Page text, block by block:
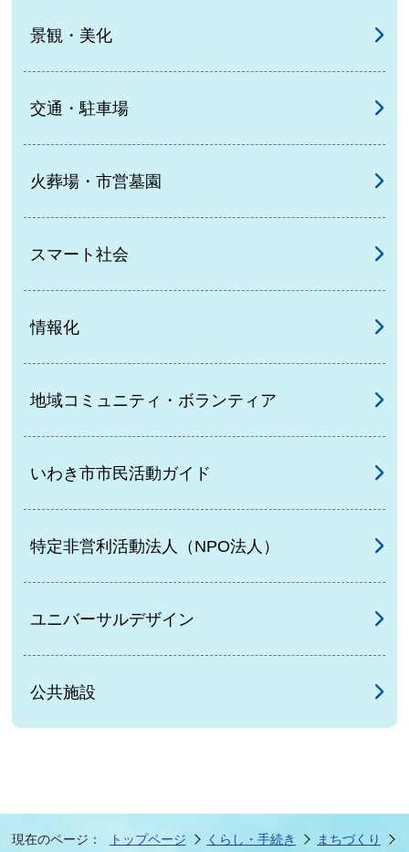
景観・美化
交通・駐車場
火葬場・市営墓園
スマート社会
情報化
地域コミュニティ・ボランティア
いわき市市民活動ガイド
特定非営利活動法人（NPO法人）
ユニバーサルデザイン
公共施設
現在のページ： トップページ くらし・手続き
まちづくり